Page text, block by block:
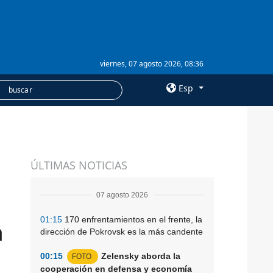
viernes, 07 agosto 2026, 08:36
Esp
Suscripción
ÚLTIMAS NOTICIAS
07 agosto 2026
01:15 170 enfrentamientos en el frente, la
dirección de Pokrovsk es la más candente
00:15 FOTO
Zelensky aborda la
cooperación en defensa y economía